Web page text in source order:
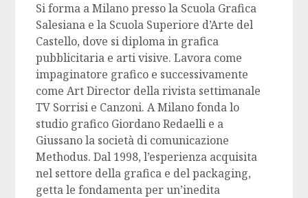
Si forma a Milano presso la Scuola Grafica
Salesiana e la Scuola Superiore d’Arte del
Castello, dove si diploma in grafica
pubblicitaria e arti visive. Lavora come
impaginatore grafico e successivamente
come Art Director della rivista settimanale
TV Sorrisi e Canzoni. A Milano fonda lo
studio grafico Giordano Redaelli e a
Giussano la società di comunicazione
Methodus. Dal 1998, l’esperienza acquisita
nel settore della grafica e del packaging,
getta le fondamenta per un’inedita